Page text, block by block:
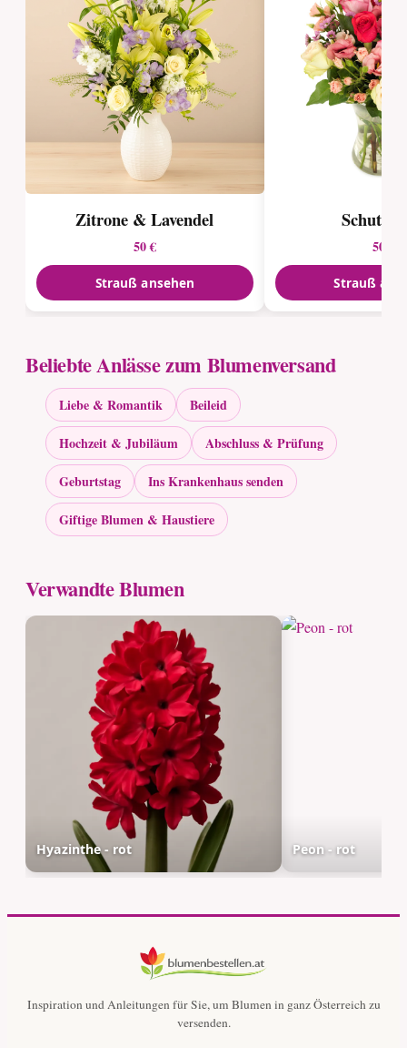
Zitrone & Lavendel
50 €
Strauß ansehen
50 €
Strauß
Beliebte Anlässe zum Blumenversand
Liebe & Romantik
Beileid
Hochzeit & Jubiläum
Abschluss & Prüfung
Geburtstag
Ins Krankenhaus senden
Giftige Blumen & Haustiere
Verwandte Blumen
Hyazinthe - rot Peon - rot
Inspiration und Anleitungen für Sie, um Blumen in ganz Österreich zu
versenden.